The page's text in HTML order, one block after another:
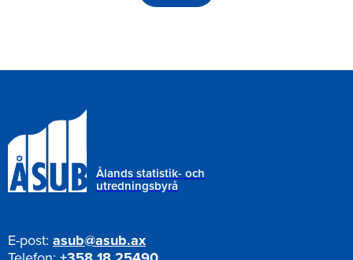
Ålands statistik- och
utredningsbyrå
E-post: asub@asub.ax